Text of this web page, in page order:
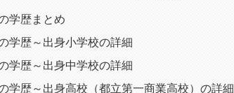
学歴まとめ
学歴～出身小学校の詳細
学歴～出身中学校の詳細
学歴～出身高校（都立第一商業高校）の詳細